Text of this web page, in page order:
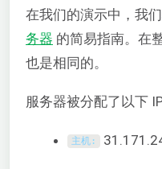
在我们的演示中，我
务器 的简易指南。在
也是相同的。
服务器被分配了以下
主机: